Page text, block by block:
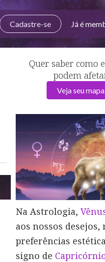
Cadastre-se Já é
Quer saber como
podem
Veja seu
Na Astrologia,
aos nossos
preferências
signo de